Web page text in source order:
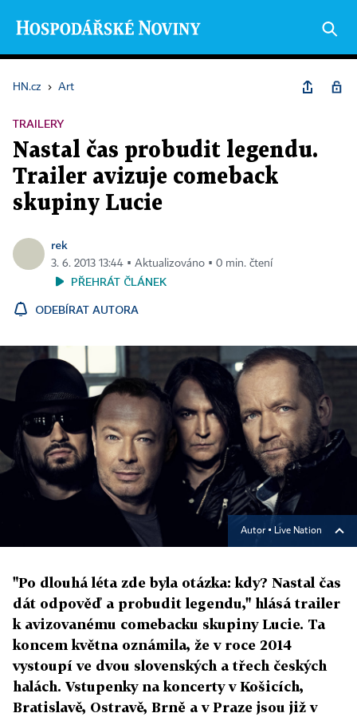
HN.cz › Art
TRAILERY
Nastal čas probudit legendu.
Trailer avizuje comeback
skupiny Lucie
rek
3. 6. 2013 13:44 ▪ Aktualizováno ▪ 0 min. čtení
PŘEHRÁT ČLÁNEK
ODEBÍRAT AUTORA
Autor ▪ Live Nation
"Po dlouhá léta zde byla otázka: kdy? Nastal čas
dát odpověď a probudit legendu," hlásá trailer
k avizovanému comebacku skupiny Lucie. Ta
koncem května oznámila, že v roce 2014
vystoupí ve dvou slovenských a třech českých
halách. Vstupenky na koncerty v Košicích,
Bratislavě, Ostravě, Brně a v Praze jsou již v